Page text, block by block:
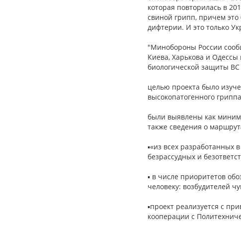
которая повторилась в
свиной грипп, причем
дифтерии. И это только
"Минобороны России
Киева, Харькова и
биологической защиты
целью проекта было
высокопатогенного
были выявлены как
также сведения о
▪«из всех разработанных
безрассудных и
▪ в числе приоритетов
человеку: возбудителей
▪проект реализуется с
кооперации с